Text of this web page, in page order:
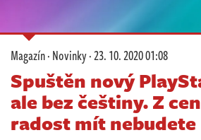
Soutěže
Databáze
Komunita
Magazín·Novinky·23. 10. 2020 01:08
Spuštěn nový
ale bez češtiny. Z
radost mít nebudete